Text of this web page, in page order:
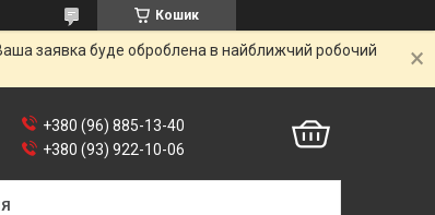
Кошик
заявка буде оброблена в найближчий робочий
+380 (96) 885-13-40
+380 (93) 922-10-06